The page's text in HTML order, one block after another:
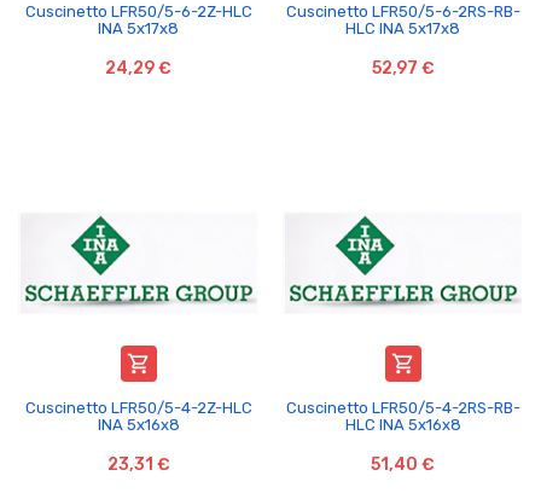
Cuscinetto LFR50/5-6-2Z-HLC
INA 5x17x8
24,29 €
Cuscinetto LFR50/5-6-2RS-RB-
HLC INA 5x17x8
52,97 €

Cuscinetto LFR50/5-4-2Z-HLC
INA 5x16x8
23,31 €

Cuscinetto LFR50/5-4-2RS-RB-
HLC INA 5x16x8
51,40 €